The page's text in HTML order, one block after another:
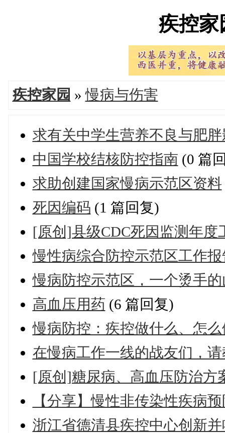
疾控家
疾控家园 »慢病与伤害
求有关中学生营养不良与肥
中国学校结核防控指南 (0 篇
求助创建国家慢病示范区资料
死因编码 (1 篇回复)
[原创]县级CDC死因监测年度
慢性病综合防控示范区工作
慢病防控示范区，一个烫手
高血压用药 (6 篇回复)
慢病防控：疾控做什么、怎
在慢病工作一线的战友们，请
[原创]糖尿病、高血压防治方
【分享】慢性非传染性疾病
浙江省德清县疾控中心创新